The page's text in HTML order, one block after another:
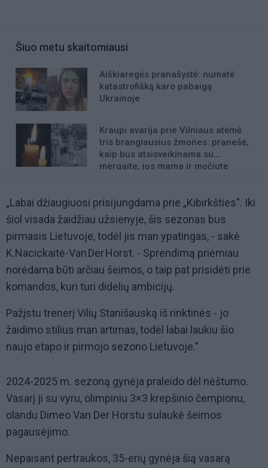
Šiuo metu skaitomiausi
Aiškiaregės pranašystė: numatė
katastrofišką karo pabaigą
Ukrainoje
Kraupi avarija prie Vilniaus atėmė
tris brangiausius žmones: pranešė,
kaip bus atsisveikinama su
mergaite, jos mama ir močiute
„Labai džiaugiuosi prisijungdama prie „Kibirkšties". Iki
šiol visada žaidžiau užsienyje, šis sezonas bus
pirmasis Lietuvoje, todėl jis man ypatingas, - sakė
K.Nacickaitė-Van Der Horst. - Sprendimą priėmiau
norėdama būti arčiau šeimos, o taip pat prisidėti prie
komandos, kuri turi didelių ambicijų.
Pažįstu trenerį Vilių Stanišauską iš rinktinės - jo
žaidimo stilius man artimas, todėl labai laukiu šio
naujo etapo ir pirmojo sezono Lietuvoje."
2024-2025 m. sezoną gynėja praleido dėl nėštumo.
Vasarį ji su vyru, olimpiniu 3×3 krepšinio čempionu,
olandu Dimeo Van Der Horstu sulaukė šeimos
pagausėjimo.
Nepaisant pertraukos, 35-erių gynėja šią vasarą